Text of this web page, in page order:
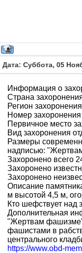
Дата: Суббота, 05
Информация о
Страна
Регион
Номер
Первичное место
Вид захоронения
Размеры
надписью:
Захоронено всего
Захоронено
Захоронено
Описание
м высотой 4,5 м,
Кто шефствует над
Дополнительная
"Жертвам фашизме",
фашистами в
центрального
https://www.obd-